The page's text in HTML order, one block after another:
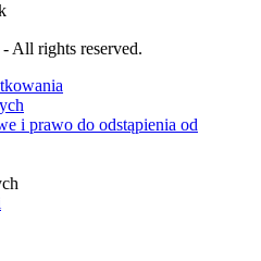
- All rights reserved.
i prawo do odstąpienia od